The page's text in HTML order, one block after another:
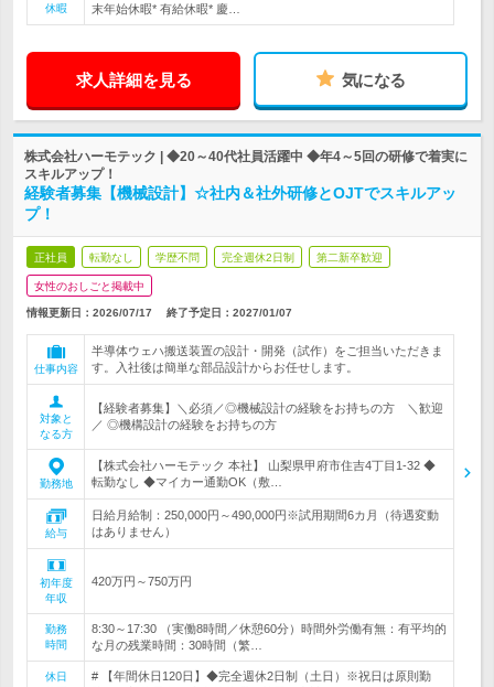
休暇
末年始休暇* 有給休暇* 慶…
求人詳細を見る 気になる
株式会社ハーモテック | ◆20～40代社員活躍中 ◆年4～5回の研修で着実に
スキルアップ！
経験者募集【機械設計】☆社内＆社外研修とOJTでスキルアッ
プ！
正社員 転勤なし 学歴不問 完全週休2日制 第二新卒歓迎
女性のおしごと掲載中
情報更新日：2026/07/17 終了予定日： 2027/01/07
仕事内容
半導体ウェハ搬送装置の設計・開発（試作）をご担当いただきま
す。入社後は簡単な部品設計からお任せします。
対象と
なる方
【経験者募集】＼必須／◎機械設計の経験をお持ちの方 ＼歓迎
／ ◎機構設計の経験をお持ちの方
勤務地
【株式会社ハーモテック 本社】 山梨県甲府市住吉4丁目1-32 ◆
転勤なし ◆マイカー通勤OK（敷…
給与
日給月給制：250,000円～490,000円※試用期間6カ月（待遇変動
はありません）
初年度
年収
420万円～750万円
勤務
時間
8:30～17:30 （実働8時間／休憩60分）時間外労働有無：有平均的
な月の残業時間：30時間（繁…
休日
# 【年間休日120日】◆完全週休2日制（土日）※祝日は原則勤